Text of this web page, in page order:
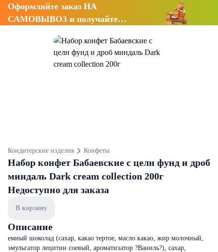
Оформляйте заказ НА
САМОВЫВОЗ и получайте
Кондитерские изделия Конфеты
Набор конфет Бабаевские с целн фунд и дроб
миндаль Dark cream collection 200г
Недоступно для заказа
В корзину
Описание
емный шоколад (сахар, какао тертое, масло какао, жир молочный,
эмульгатор лецитин соевый, ароматизатор ?Ваниль?), сахар,